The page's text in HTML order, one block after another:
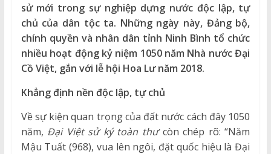
sử mới trong sự nghiệp dựng nước độc lập, tự
chủ của dân tộc ta. Những ngày này, Đảng bộ,
chính quyền và nhân dân tỉnh Ninh Bình tổ chức
nhiều hoạt động kỷ niệm 1050 năm Nhà nước Đại
Cồ Việt, gắn với lễ hội Hoa Lư năm 2018.
Khẳng định nền độc lập, tự chủ
Về sự kiện quan trọng của đất nước cách đây 1050
năm, Đại Việt sử ký toàn thưcòn chép rõ: “Năm
Mậu Tuất (968), vua lên ngôi, đặt quốc hiệu là Đại